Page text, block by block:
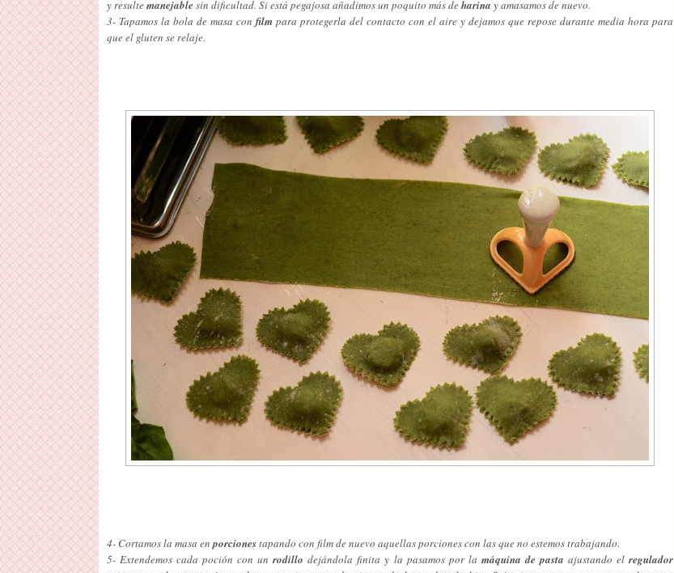
y resultemanejable sin dificultad. Si está pegajosa añadimos un poquito más deharina y amasamos de nuevo.
3- Tapamos la bola de masa con film para protegerla del contacto con el aire y dejamos que repose durante media hora para
que el gluten se relaje.
4- Cortamos la masa enporcionestapando con film de nuevo aquellas porciones con las que no estemos trabajando.
5- Extendemos cada poción con un rodillo dejándola finita y la pasamos por la máquina de pasta ajustando elregulador